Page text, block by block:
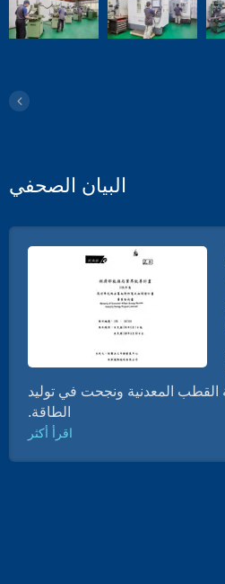
البيان الصحفي
القطب المعدنية ونجحت في توليد
الطاقة.
اقرأ أكثر